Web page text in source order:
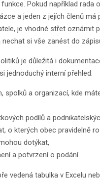
Pokud například rada
a jeden z jejích členů má
je vhodné střet oznámit
nechat si vše zanést do
je důležitá i
jednoduchý interní přehled:
spolků a organizací, kde
podílů a
o kterých obec pravidelně
dotýkat,
a potvrzení o podání.
vedená tabulka v Excelu